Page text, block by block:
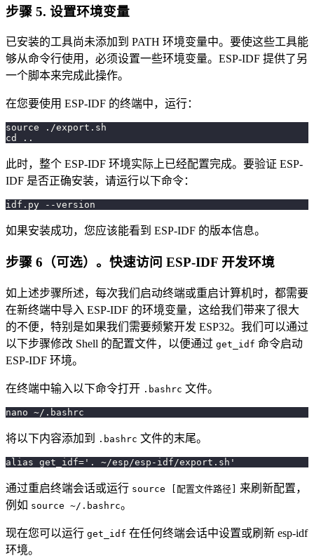
步骤 5. 设置环境变量
已安装的工具尚未添加到 PATH 环境变量中。要使这些工具能
够从命令行使用，必须设置一些环境变量。ESP-IDF 提供了另
一个脚本来完成此操作。
在您要使用 ESP-IDF 的终端中，运行：
source ./export.sh
cd ..
此时，整个 ESP-IDF 环境实际上已经配置完成。要验证 ESP-
IDF 是否正确安装，请运行以下命令：
idf.py --version
如果安装成功，您应该能看到 ESP-IDF 的版本信息。
步骤 6（可选）。快速访问 ESP-IDF 开发环境
如上述步骤所述，每次我们启动终端或重启计算机时，都需要
在新终端中导入 ESP-IDF 的环境变量，这给我们带来了很大
的不便，特别是如果我们需要频繁开发 ESP32。我们可以通过
以下步骤修改 Shell 的配置文件，以便通过 get_idf 命令启动
ESP-IDF 环境。
在终端中输入以下命令打开 .bashrc 文件。
nano ~/.bashrc
将以下内容添加到 .bashrc 文件的末尾。
alias get_idf='. ~/esp/esp-idf/export.sh'
通过重启终端会话或运行 source [配置文件路径] 来刷新配置，
例如 source ~/.bashrc。
现在您可以运行 get_idf 在任何终端会话中设置或刷新 esp-idf
环境。